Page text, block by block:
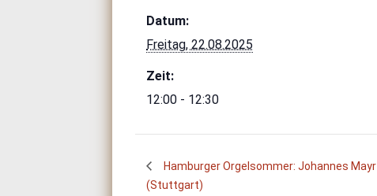
Datum:
Freitag, 22.08.2025
Zeit:
12:00 - 12:30
Hamburger Orgelsommer: Johannes Mayr
(Stuttgart)